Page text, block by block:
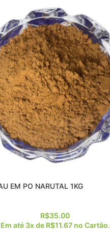
EM PO NARUTAL 1KG
R$35.00
Em até 3x de R$11.67 no Cartão.